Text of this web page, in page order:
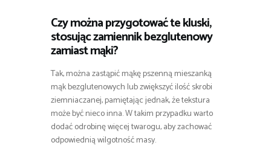
Czy można przygotować te kluski,
stosując zamiennik bezglutenowy
zamiast mąki?
Tak, można zastąpić mąkę pszenną mieszanką
mąk bezglutenowych lub zwiększyć ilość skrobi
ziemniaczanej, pamiętając jednak, że tekstura
może być nieco inna. W takim przypadku warto
dodać odrobinę więcej twarogu, aby zachować
odpowiednią wilgotność masy.